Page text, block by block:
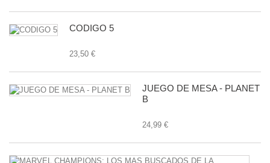
CODIGO 5
23,50 €
JUEGO DE MESA - PLANET
B
24,99 €